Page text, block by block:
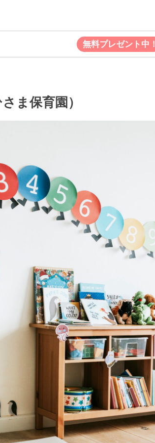
無料プレゼント中！
ま保育園）